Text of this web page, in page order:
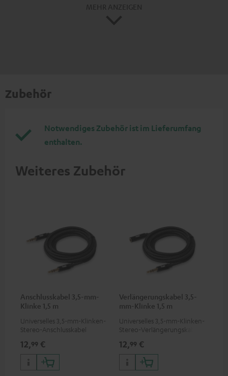
Zubehör
Notwendiges Zubehör ist im Lieferumfang
enthalten.
Weiteres Zubehör
Anschlusskabel 3,5-mm-
Klinke 1,5 m
Universelles 3,5-mm-Klinken-
Stereo-Anschlusskabel
12,99 €
Verlängerungskabel 3,5-
mm-Klinke 1,5 m
Universelles 3,5-mm-Klinken-
Stereo-Verlängerungskabel
12,99 €